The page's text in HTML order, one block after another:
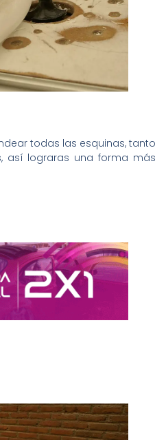
todas las esquinas, tanto
así lograras una forma más